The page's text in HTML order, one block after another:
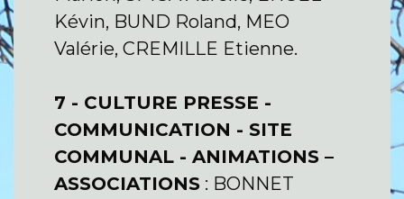
Kévin, BUND Roland, MEO
Valérie, CREMILLE Etienne.
7 - CULTURE PRESSE -
COMMUNICATION - SITE
COMMUNAL - ANIMATIONS –
ASSOCIATIONS : BONNET